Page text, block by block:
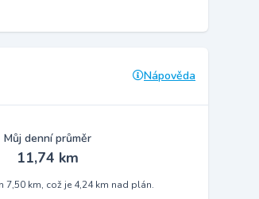
Nápověda
Můj denní průměr
11,74 km
7,50 km, což je 4,24 km nad plán.